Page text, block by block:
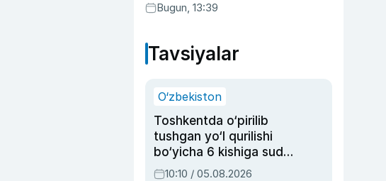
Bugun, 13:39
Tavsiyalar
O‘zbekiston
Toshkentda o‘pirilib
tushgan yo‘l qurilishi
bo‘yicha 6 kishiga sud
hukmi o‘qildi
10:10 / 05.08.2026